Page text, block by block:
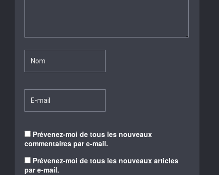
Prévenez-moi de tous les nouveaux
commentaires par e-mail.
Prévenez-moi de tous les nouveaux articles
par e-mail.